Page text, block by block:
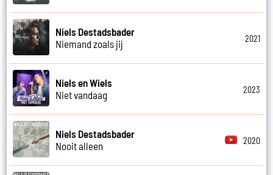
Niels Destadsbader
Niemand zoals jij
2021
Niels en Wiels
Niet vandaag
2023
Niels Destadsbader
Nooit alleen
2020